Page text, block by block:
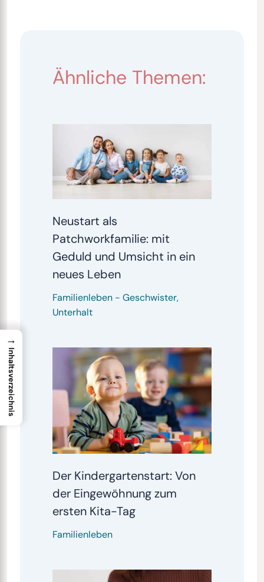
Ähnliche Themen:
Neustart als
Patchworkfamilie: mit
Geduld und Umsicht in ein
neues Leben
Familienleben- Geschwister,
Unterhalt
Der Kindergartenstart: Von
der Eingewöhnung zum
ersten Kita-Tag
Familienleben
→
Inhaltsverzeichnis